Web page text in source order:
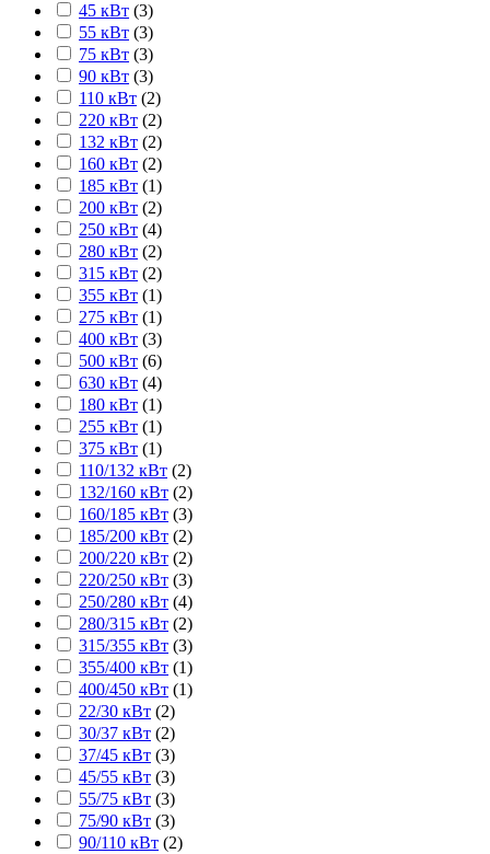
45 кВт (3)
55 кВт (3)
75 кВт (3)
90 кВт (3)
110 кВт (2)
220 кВт (2)
132 кВт (2)
160 кВт (2)
185 кВт (1)
200 кВт (2)
250 кВт (4)
280 кВт (2)
315 кВт (2)
355 кВт (1)
275 кВт (1)
400 кВт (3)
500 кВт (6)
630 кВт (4)
180 кВт (1)
255 кВт (1)
375 кВт (1)
110/132 кВт (2)
132/160 кВт (2)
160/185 кВт (3)
185/200 кВт (2)
200/220 кВт (2)
220/250 кВт (3)
250/280 кВт (4)
280/315 кВт (2)
315/355 кВт (3)
355/400 кВт (1)
400/450 кВт (1)
22/30 кВт (2)
30/37 кВт (2)
37/45 кВт (3)
45/55 кВт (3)
55/75 кВт (3)
75/90 кВт (3)
90/110 кВт (2)